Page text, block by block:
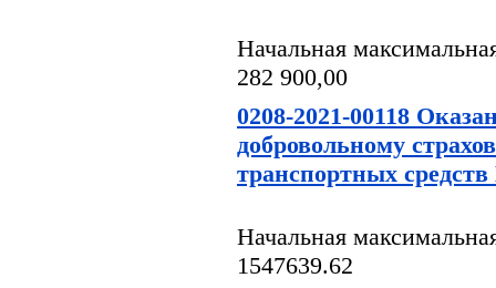
Начальная
282 900,00
0208-2021-00118
добровольному
транспортных
Начальная
1547639.62